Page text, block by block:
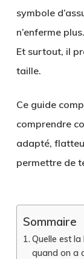
symbole
n’enferme
Et surtout, il
taille.
Ce guide
comprendre
adapté,
permettre de
Sommaire
Quelle est
quand on a